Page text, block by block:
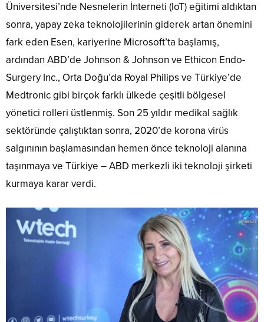
Üniversitesi’nde Nesnelerin İnterneti (IoT) eğitimi aldıktan
sonra, yapay zeka teknolojilerinin giderek artan önemini
fark eden Esen, kariyerine Microsoft’ta başlamış,
ardından ABD’de Johnson & Johnson ve Ethicon Endo-
Surgery Inc., Orta Doğu’da Royal Philips ve Türkiye’de
Medtronic gibi birçok farklı ülkede çeşitli bölgesel
yönetici rolleri üstlenmiş. Son 25 yıldır medikal sağlık
sektöründe çalıştıktan sonra, 2020’de korona virüs
salgınının başlamasından hemen önce teknoloji alanına
taşınmaya ve Türkiye – ABD merkezli iki teknoloji şirketi
kurmaya karar verdi.